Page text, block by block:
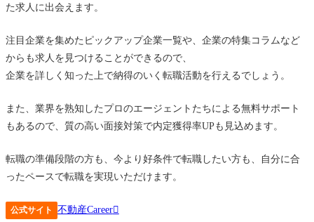
た求人に出会えます。
注目企業を集めたピックアップ企業一覧や、企業の特集コラムなど
からも求人を見つけることができるので、
企業を詳しく知った上で納得のいく転職活動を行えるでしょう。
また、業界を熟知したプロのエージェントたちによる無料サポート
もあるので、質の高い面接対策で内定獲得率UPも見込めます。
転職の準備段階の方も、今より好条件で転職したい方も、自分に合
ったペースで転職を実現いただけます。
公式サイト 不動産Career